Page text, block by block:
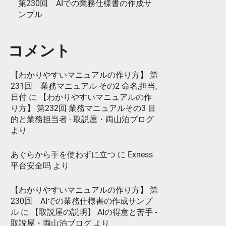
第230回 AIでの業務仕様書の作成サ
ンプル
コメント
【わかりやすいマニュアルの作り方】 第
231回 業務マニュアル その2 命名,担当,
日付 に
【わかりやすいマニュアルの作
り方】 第232回 業務マニュアルその3 目
的と業務担当者 - 取説屋・両山泊ブログ
より
あぐらから手を使わずに立つ に Exness
平台安全吗 より
【わかりやすいマニュアルの作り方】 第
230回 AIでの業務仕様書の作成サンプ
ル に
【取説屋の説明】 AIの得意と苦手 -
取説屋・両山泊ブログ より